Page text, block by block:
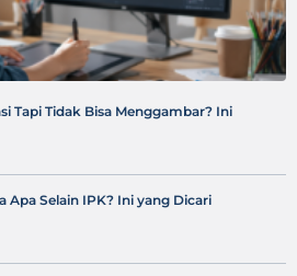
Tapi Tidak Bisa Menggambar? Ini
Apa Selain IPK? Ini yang Dicari